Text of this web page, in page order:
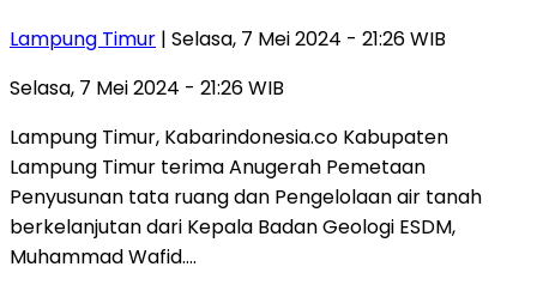
Lampung Timur | Selasa, 7 Mei 2024 - 21:26 WIB
Selasa, 7 Mei 2024 - 21:26 WIB
Lampung Timur, Kabarindonesia.co Kabupaten
Lampung Timur terima Anugerah Pemetaan
Penyusunan tata ruang dan Pengelolaan air tanah
berkelanjutan dari Kepala Badan Geologi ESDM,
Muhammad Wafid….